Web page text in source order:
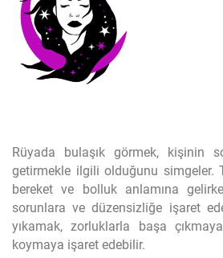
Rüyada bulaşık görmek, kişinin
getirmekle ilgili olduğunu simgeler.
bereket ve bolluk anlamına
sorunlara ve düzensizliğe işaret
yıkamak, zorluklarla başa
koymaya işaret edebilir.